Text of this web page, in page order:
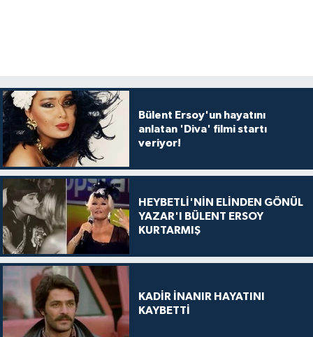
Bülent Ersoy'un hayatını
anlatan 'Diva' filmi startı
veriyor!
HEYBETLİ'NİN ELİNDEN GÖNÜL
YAZAR'I BÜLENT ERSOY
KURTARMIŞ
KADİR İNANIR HAYATINI
KAYBETTİ